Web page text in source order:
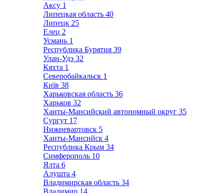
Аксу 1
Липецкая область 40
Липецк 25
Елец 2
Усмань 1
Республика Бурятия 39
Улан-Удэ 32
Кяхта 1
Северобайкальск 1
Київ 38
Харьковская область 36
Харьков 32
Ханты-Мансийский автономный округ 35
Сургут 17
Нижневартовск 5
Ханты-Мансийск 4
Республика Крым 34
Симферополь 10
Ялта 6
Алушта 4
Владимирская область 34
Владимир 14